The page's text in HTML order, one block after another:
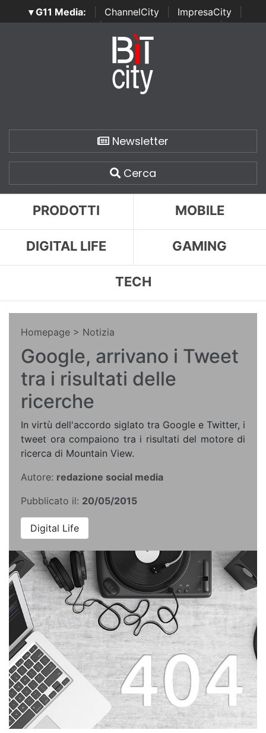
▾ G11 Media: ChannelCity ImpresaCity
SecurityOpenLab | Italian Channel Awards | Italian
Italian Security Awards
Newsletter
Cerca
PRODOTTI MOBILE
DIGITAL LIFE GAMING
TECH
Homepage > Notizia
Google, arrivano i Tweet
tra i risultati delle
ricerche
In virtù dell'accordo siglato tra Google e Twitter, i
tweet ora compaiono tra i risultati del motore di
ricerca di Mountain View.
Autore: redazione social media
Pubblicato il: 20/05/2015
Digital Life